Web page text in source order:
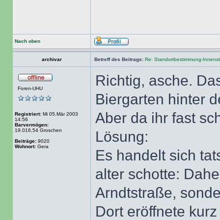
Nach oben
archivar Betreff des Beitrags: Re: Standortbestimmung-
Foren-UHU
Registriert: Mi 05.Mär 2003
14:56
Barvermögen:
19.016,54 Groschen
Beiträge: 9020
Wohnort: Gera
Richtig, asche.
Biergarten hinter
Aber da ihr fast
Lösung:
Es handelt sich
alter schotte:
Arndtstraße,
Dort eröffnete